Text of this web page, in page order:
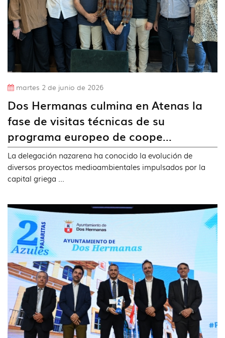
martes 2 de junio de 2026
Dos Hermanas culmina en Atenas la
fase de visitas técnicas de su
programa europeo de coope...
La delegación nazarena ha conocido la evolución de
diversos proyectos medioambientales impulsados por la
capital griega ...